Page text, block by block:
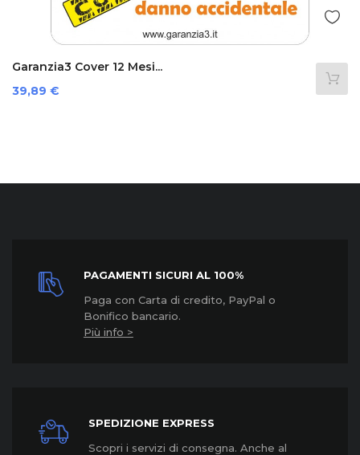
Garanzia3 Cover 12 Mesi...
Prezzo
39,89 €
PAGAMENTI SICURI AL 100%
Paga con Carta di credito, PayPal o
Bonifico bancario.
Più info >
SPEDIZIONE EXPRESS
Scopri i servizi di consegna. Anche al